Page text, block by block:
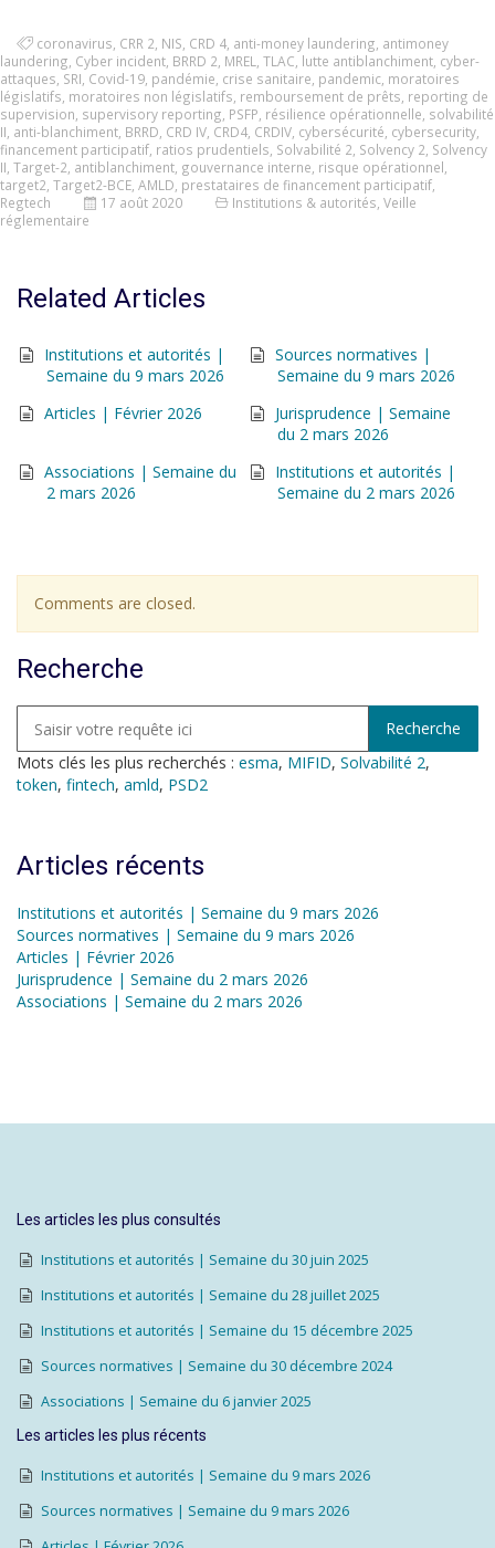
coronavirus CRR 2 NIS CRD 4 anti-money laundering antimoney
laundering Cyber incident BRRD 2 MREL TLAC lutte antiblanchiment cyber-
attaques SRI Covid-19 pandémie crise sanitaire pandemic moratoires
législatifs moratoires non législatifs remboursement de prêts reporting de
supervision supervisory reporting PSFP résilience opérationnelle solvabilité
II anti-blanchiment BRRD CRD IV CRD4 CRDIV cybersécurité cybersecurity
financement participatif ratios prudentiels Solvabilité 2 Solvency 2 Solvency
II Target-2 antiblanchiment gouvernance interne risque opérationnel
target2 Target2-BCE AMLD prestataires de financement participatif
Regtech
17 août 2020 Institutions & autorités Veille
réglementaire
Related Articles
Institutions et autorités |
Semaine du 9 mars 2026
Sources normatives |
Semaine du 9 mars 2026
Articles | Février 2026
Jurisprudence | Semaine
du 2 mars 2026
Associations | Semaine du
2 mars 2026
Institutions et autorités |
Semaine du 2 mars 2026
Comments are closed.
Recherche
Mots clés les plus recherchés : esma, MIFID, Solvabilité 2,
token, fintech, amld, PSD2
Articles récents
Institutions et autorités | Semaine du 9 mars 2026
Sources normatives | Semaine du 9 mars 2026
Articles | Février 2026
Jurisprudence | Semaine du 2 mars 2026
Associations | Semaine du 2 mars 2026
Les articles les plus consultés
Institutions et autorités | Semaine du 30 juin 2025
Institutions et autorités | Semaine du 28 juillet 2025
Institutions et autorités | Semaine du 15 décembre 2025
Sources normatives | Semaine du 30 décembre 2024
Associations | Semaine du 6 janvier 2025
Les articles les plus récents
Institutions et autorités | Semaine du 9 mars 2026
Sources normatives | Semaine du 9 mars 2026